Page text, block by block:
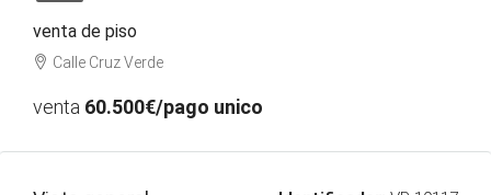
venta de piso
Calle Cruz Verde
venta 60.500€/pago unico